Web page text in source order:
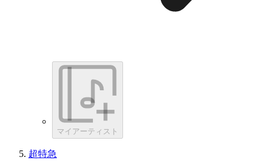
マイアーティスト
超特急